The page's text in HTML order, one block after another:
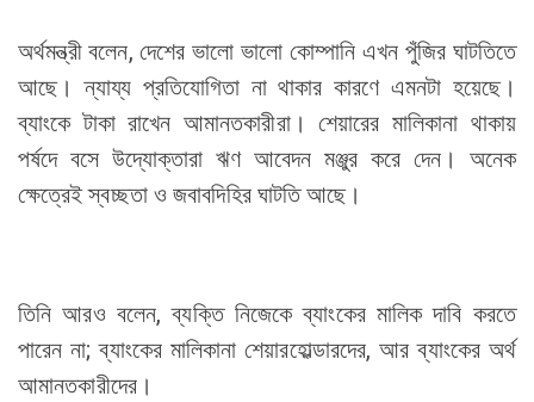
অর্থমন্ত্রী বলেন, দেশের ভালো ভালো কোম্পানি এখন পুঁজির ঘাটতিতে
আছে। ন্যায্য প্রতিযোগিতা না থাকার কারণে এমনটা হয়েছে।
ব্যাংকে টাকা রাখেন আমানতকারীরা। শেয়ারের মালিকানা থাকায়
পর্ষদে বসে উদ্যোক্তারা ঋণ আবেদন মঞ্জুর করে দেন। অনেক
ক্ষেত্রেই স্বচ্ছতা ও জবাবদিহির ঘাটতি আছে।
তিনি আরও বলেন, ব্যক্তি নিজেকে ব্যাংকের মালিক দাবি করতে
পারেন না; ব্যাংকের মালিকানা শেয়ারহোল্ডারদের, আর ব্যাংকের অর্থ
আমানতকারীদের।